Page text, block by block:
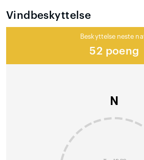
Vindbeskyttelse
Beskyttelse neste
52 poeng
N